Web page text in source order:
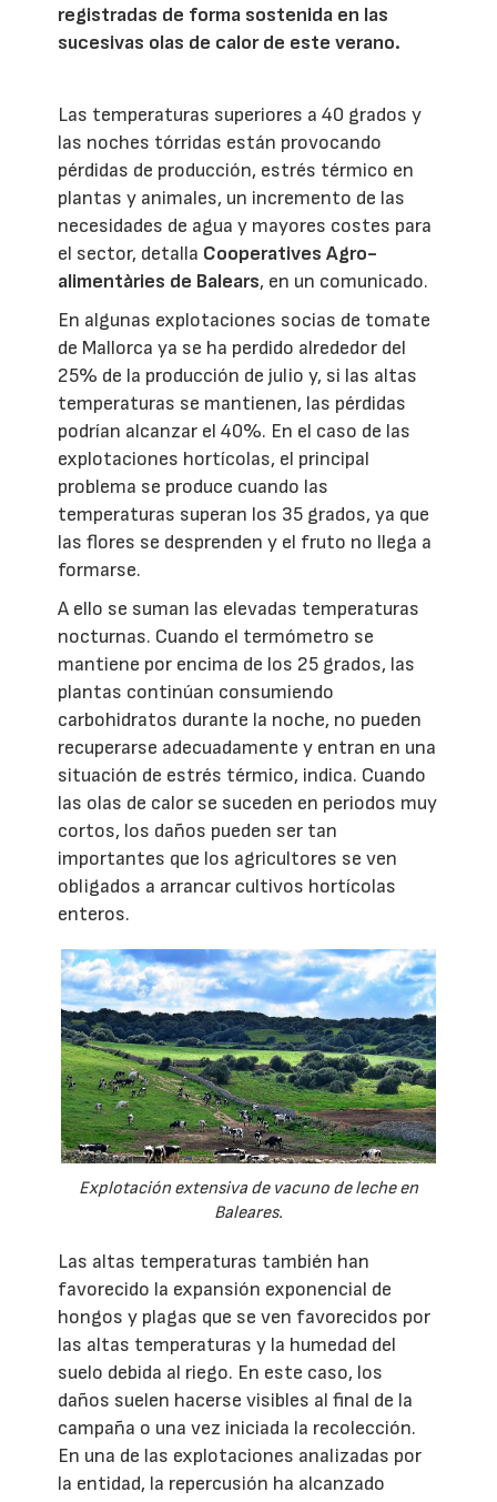
registradas de forma sostenida en las
sucesivas olas de calor de este verano.
Las temperaturas superiores a 40 grados y
las noches tórridas están provocando
pérdidas de producción, estrés térmico en
plantas y animales, un incremento de las
necesidades de agua y mayores costes para
el sector, detalla Cooperatives Agro-
alimentàries de Balears, en un comunicado.
En algunas explotaciones socias de tomate
de Mallorca ya se ha perdido alrededor del
25% de la producción de julio y, si las altas
temperaturas se mantienen, las pérdidas
podrían alcanzar el 40%. En el caso de las
explotaciones hortícolas, el principal
problema se produce cuando las
temperaturas superan los 35 grados, ya que
las flores se desprenden y el fruto no llega a
formarse.
A ello se suman las elevadas temperaturas
nocturnas. Cuando el termómetro se
mantiene por encima de los 25 grados, las
plantas continúan consumiendo
carbohidratos durante la noche, no pueden
recuperarse adecuadamente y entran en una
situación de estrés térmico, indica. Cuando
las olas de calor se suceden en periodos muy
cortos, los daños pueden ser tan
importantes que los agricultores se ven
obligados a arrancar cultivos hortícolas
enteros.
Explotación extensiva de vacuno de leche en
Baleares.
Las altas temperaturas también han
favorecido la expansión exponencial de
hongos y plagas que se ven favorecidos por
las altas temperaturas y la humedad del
suelo debida al riego. En este caso, los
daños suelen hacerse visibles al final de la
campaña o una vez iniciada la recolección.
En una de las explotaciones analizadas por
la entidad, la repercusión ha alcanzado